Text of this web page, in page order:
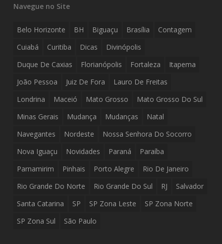
Navegue no Site
Belo Horizonte BH Biguaçu Brasília
Contagem
Cuiabá
Curitiba Dicas
Divinópolis
Duque De Caxias
Florianópolis Fortaleza
Itapema
João Pessoa
Juiz De Fora
Lauro De Freitas
Londrina
Maceió Mato Grosso
Mato Grosso Do Sul
Minas Gerais
Mudança Mudanças
Natal
Navegantes
Nordeste
Nossa Senhora Do Socorro
Nova Iguaçu
Novidades Paraná
Paraíba
Parnamirim
Pinhais Porto Alegre
Rio De Janeiro
Rio Grande Do Norte
Rio Grande Do Sul RJ
Salvador
Santa Catarina
SP SP Zona Leste
SP Zona Norte
SP Zona Sul
São Paulo